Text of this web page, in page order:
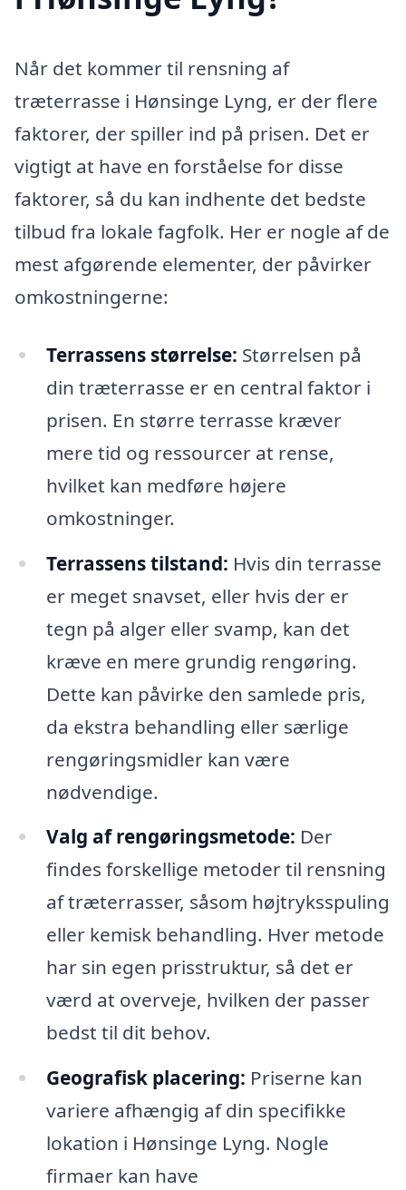
Når det kommer til rensning af
træterrasse i Hønsinge Lyng, er der flere
faktorer, der spiller ind på prisen. Det er
vigtigt at have en forståelse for disse
faktorer, så du kan indhente det bedste
tilbud fra lokale fagfolk. Her er nogle af de
mest afgørende elementer, der påvirker
omkostningerne:
Terrassens størrelse: Størrelsen på
din træterrasse er en central faktor i
prisen. En større terrasse kræver
mere tid og ressourcer at rense,
hvilket kan medføre højere
omkostninger.
Terrassens tilstand: Hvis din terrasse
er meget snavset, eller hvis der er
tegn på alger eller svamp, kan det
kræve en mere grundig rengøring.
Dette kan påvirke den samlede pris,
da ekstra behandling eller særlige
rengøringsmidler kan være
nødvendige.
Valg af rengøringsmetode: Der
findes forskellige metoder til rensning
af træterrasser, såsom højtryksspuling
eller kemisk behandling. Hver metode
har sin egen prisstruktur, så det er
værd at overveje, hvilken der passer
bedst til dit behov.
Geografisk placering: Priserne kan
variere afhængig af din specifikke
lokation i Hønsinge Lyng. Nogle
firmaer kan have